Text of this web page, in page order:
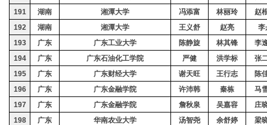
191
湖南 湘潭大学 冯添富 林丽玲
赵
192
湖南 湘潭大学 王义舒 赵亮
李
193
广东 广东工业大学 陈静旋 林其锋
李
194
广东 广东石油化工学院 严健 洪学标
张
195
广东 广东财经大学 谢天旺 王行志
陈
196
广东 广东金融学院 许沛韩 秦栋
马
197
广东 广东金融学院 詹秋泉 吴嘉容
庄
198
广东 华南农业大学 汤智尧 余舒婷
梁